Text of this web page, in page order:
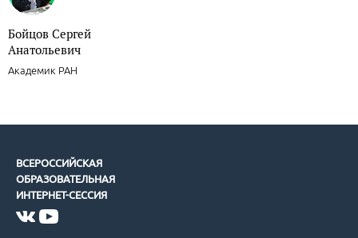
Бойцов Сергей
Анатольевич
Академик РАН
ВСЕРОССИЙСКАЯ
ОБРАЗОВАТЕЛЬНАЯ
ИНТЕРНЕТ-СЕССИЯ